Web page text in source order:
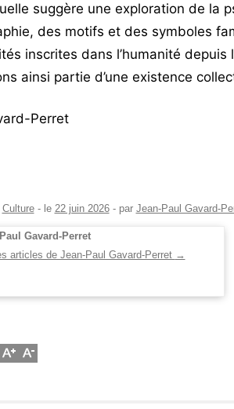
suggère une exploration de la
des motifs et des symboles
inscrites dans l’humanité
ainsi partie d’une existence
Perret
Culture- le 22 juin 2026- par Jean-Paul Gavard-
Gavard-Perret
articles de Jean-Paul Gavard-Perret →